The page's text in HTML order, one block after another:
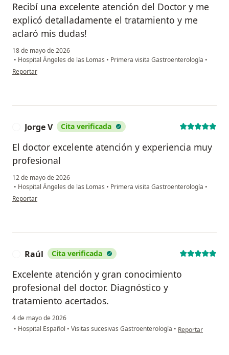
Recibí una excelente atención del Doctor y me
explicó detalladamente el tratamiento y me
aclaró mis dudas!
18 de mayo de 2026
• Hospital Ángeles de las Lomas • Primera visita Gastroenterología •
en opinión del usuario Fernanda
Reportar
Jorge V Cita verificada
El doctor excelente atención y experiencia muy
profesional
12 de mayo de 2026
• Hospital Ángeles de las Lomas • Primera visita Gastroenterología •
en opinión del usuario Jorge V
Reportar
Raúl Cita verificada
Excelente atención y gran conocimiento
profesional del doctor. Diagnóstico y
tratamiento acertados.
4 de mayo de 2026
• Hospital Español • Visitas sucesivas Gastroenterología • en opinión del
Reportar